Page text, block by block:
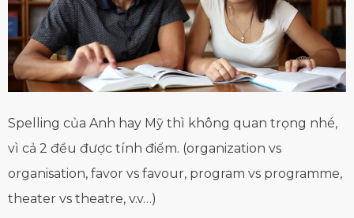
Spelling của Anh hay Mỹ thì không quan trọng nhé,
vì cả 2 đều được tính điểm. (organization vs
organisation, favor vs favour, program vs programme,
theater vs theatre, v.v…)